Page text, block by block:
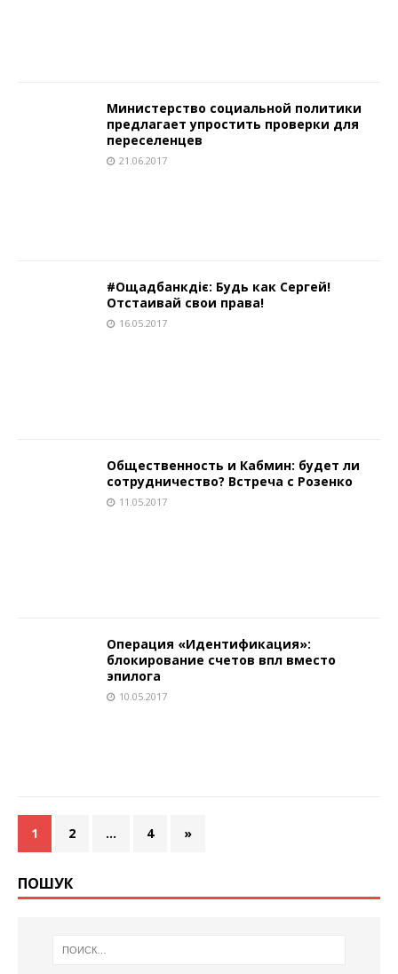
Министерство социальной политики
предлагает упростить проверки для
переселенцев
21.06.2017
#Ощадбанкдіє: Будь как Сергей!
Отстаивай свои права!
16.05.2017
Общественность и Кабмин: будет ли
сотрудничество? Встреча с Розенко
11.05.2017
Операция «Идентификация»:
блокирование счетов впл вместо
эпилога
10.05.2017
1 2 … 4 »
ПОШУК